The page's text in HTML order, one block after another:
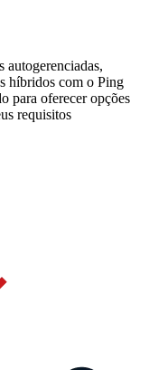
autogerenciadas,
híbridos com o Ping
para oferecer opções
requisitos